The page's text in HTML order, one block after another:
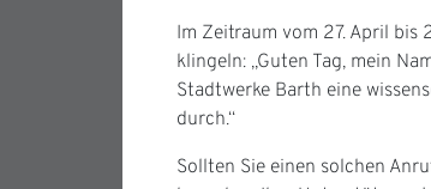
Im Zeitraum vom 27. April
klingeln: „Guten Tag, mein
Stadtwerke Barth eine
durch.“
Sollten Sie einen solchen